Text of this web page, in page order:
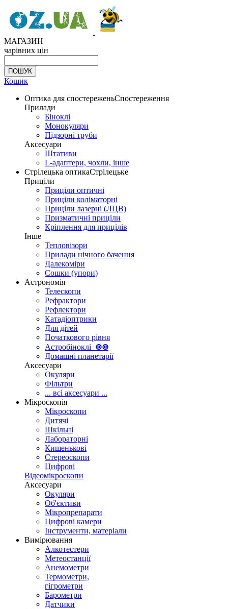
МАГАЗИН
чарівних цін
Кошик
Оптика для спостереженьСпостереження
Прилади
Біноклі
Монокуляри
Підзорні труби
Аксесуари
Штативи
L-адаптери, чохли, інше
Стрілецька оптикаСтрілецьке
Приціли
Приціли оптичні
Приціли коліматорні
Приціли лазерні (ЛЦВ)
Призматичні приціли
Кріплення для прицілів
Інше
Тепловізори
Прилади нічного бачення
Далекоміри
Сошки (упори)
Астрономія
Телескопи
Рефрактори
Рефлектори
Катадіоптрики
Для дітей
Початкового рівня
Астробіноклі ⊚⊚
Домашні планетарії
Аксесуари
Окуляри
Фільтри
... всі аксесуари ...
Мікроскопія
Мікроскопи
Дитячі
Шкільні
Лабораторні
Кишенькові
Стереоскопи
Цифрові
Відеомікроскопи
Аксесуари
Окуляри
Об'єктиви
Мікропрепарати
Цифрові камери
Інструменти, матеріали
Вимірювання
Алкотестери
Метеостанції
Анемометри
Термометри,
гігрометри
Барометри
Датчики